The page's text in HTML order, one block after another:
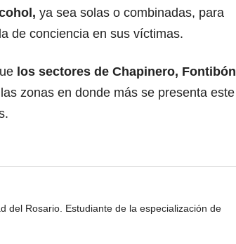
ya sea solas o combinadas, para
de conciencia en sus víctimas.
los sectores de Chapinero, Fontibón
zonas en donde más se presenta este
del Rosario. Estudiante de la especialización de